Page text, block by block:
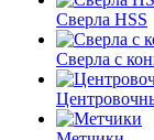
Сверла HSS
Сверла с